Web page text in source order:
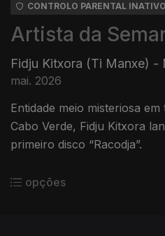
CONTROLO PARENTAL INATIVO
Artista da
Fidju Kitxora (Ti Manxe) -
mai. 2026
Entidade meio misteriosa em trânsito entre Lisboa e
Cabo Verde, Fidju Kitxora
primeiro disco “Racodja”.
opções